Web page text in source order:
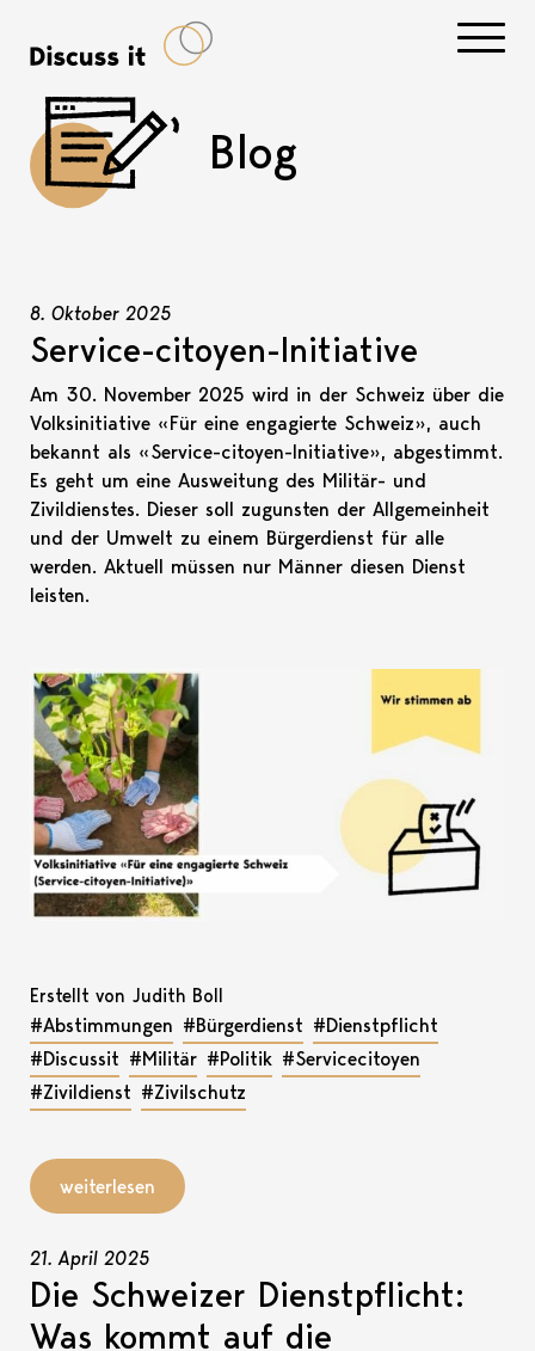
Blog
8. Oktober 2025
Service-citoyen-Initiative
Am 30. November 2025 wird in der Schweiz über die
Volksinitiative «Für eine engagierte Schweiz», auch
bekannt als «Service-citoyen-Initiative», abgestimmt.
Es geht um eine Ausweitung des Militär- und
Zivildienstes. Dieser soll zugunsten der Allgemeinheit
und der Umwelt zu einem Bürgerdienst für alle
werden. Aktuell müssen nur Männer diesen Dienst
leisten.
Erstellt von Judith Boll
#Abstimmungen #Bürgerdienst #Dienstpflicht
#Discussit #Militär #Politik #Servicecitoyen
#Zivildienst #Zivilschutz
weiterlesen
21. April 2025
Die Schweizer Dienstpflicht:
Was kommt auf die